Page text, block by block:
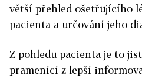
větší přehled ošetřujícího
pacienta a určování jeho
Z pohledu pacienta je to
pramenící z lepší